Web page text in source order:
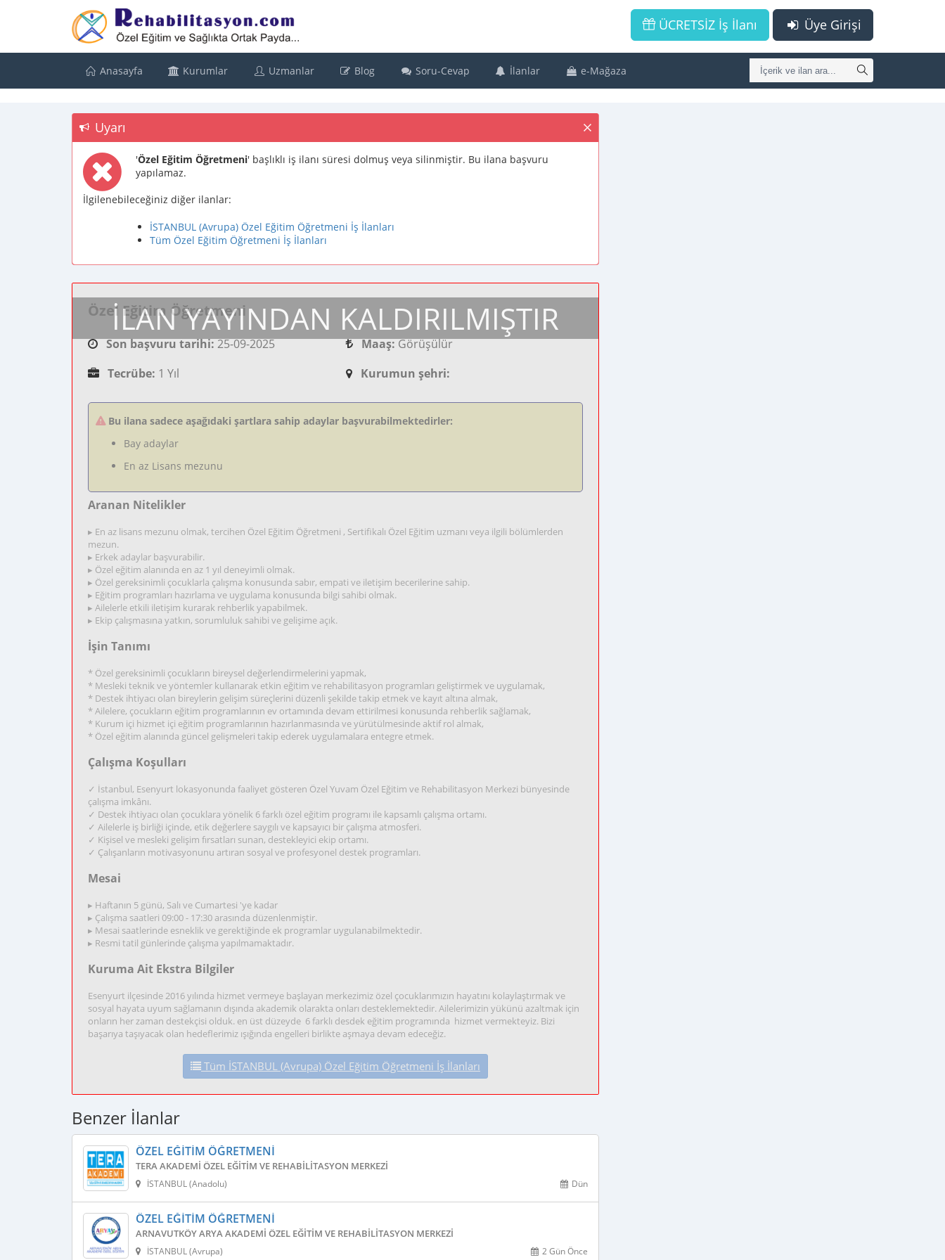
Üye Girişi
ÜCRETSİZ İş İlanı
Anasayfa Kurumlar Uzmanlar Blog Soru-Cevap İlanlar e-Mağaza
Uyarı
'Özel Eğitim Öğretmeni' başlıklı iş ilanı süresi dolmuş veya silinmiştir. Bu ilana başvuru
yapılamaz.
İlgilenebileceğiniz diğer ilanlar:
İSTANBUL (Avrupa) Özel Eğitim Öğretmeni İş İlanları
Tüm Özel Eğitim Öğretmeni İş İlanları
İLAN YAYINDAN KALDIRILMIŞTIR
Özel Eğitim Öğretmeni
Son başvuru tarihi:25-09-2025 Maaş:Görüşülür
Tecrübe: 1 Yıl Kurumun şehri:
Bu ilana sadece aşağıdaki şartlara sahip adaylar başvurabilmektedirler:
Bay adaylar
En az Lisans mezunu
Aranan Nitelikler
▸ En az lisans mezunu olmak, tercihen Özel Eğitim Öğretmeni , Sertifikalı Özel Eğitim uzmanı veya ilgili bölümlerden
mezun.
▸ Erkek adaylar başvurabilir.
▸ Özel eğitim alanında en az 1 yıl deneyimli olmak.
▸ Özel gereksinimli çocuklarla çalışma konusunda sabır, empati ve iletişim becerilerine sahip.
▸ Eğitim programları hazırlama ve uygulama konusunda bilgi sahibi olmak.
▸ Ailelerle etkili iletişim kurarak rehberlik yapabilmek.
▸ Ekip çalışmasına yatkın, sorumluluk sahibi ve gelişime açık.
İşin Tanımı
* Özel gereksinimli çocukların bireysel değerlendirmelerini yapmak,
* Mesleki teknik ve yöntemler kullanarak etkin eğitim ve rehabilitasyon programları geliştirmek ve uygulamak,
* Destek ihtiyacı olan bireylerin gelişim süreçlerini düzenli şekilde takip etmek ve kayıt altına almak,
* Ailelere, çocukların eğitim programlarının ev ortamında devam ettirilmesi konusunda rehberlik sağlamak,
* Kurum içi hizmet içi eğitim programlarının hazırlanmasında ve yürütülmesinde aktif rol almak,
* Özel eğitim alanında güncel gelişmeleri takip ederek uygulamalara entegre etmek.
Çalışma Koşulları
✓ İstanbul, Esenyurt lokasyonunda faaliyet gösteren Özel Yuvam Özel Eğitim ve Rehabilitasyon Merkezi bünyesinde
çalışma imkânı.
✓ Destek ihtiyacı olan çocuklara yönelik 6 farklı özel eğitim programı ile kapsamlı çalışma ortamı.
✓ Ailelerle iş birliği içinde, etik değerlere saygılı ve kapsayıcı bir çalışma atmosferi.
✓ Kişisel ve mesleki gelişim fırsatları sunan, destekleyici ekip ortamı.
✓ Çalışanların motivasyonunu artıran sosyal ve profesyonel destek programları.
Mesai
▸ Haftanın 5 günü, Salı ve Cumartesi 'ye kadar
▸ Çalışma saatleri 09:00 - 17:30 arasında düzenlenmiştir.
▸ Mesai saatlerinde esneklik ve gerektiğinde ek programlar uygulanabilmektedir.
▸ Resmi tatil günlerinde çalışma yapılmamaktadır.
Kuruma Ait Ekstra Bilgiler
Esenyurt ilçesinde 2016 yılında hizmet vermeye başlayan merkezimiz özel çocuklarımızın hayatını kolaylaştırmak ve
sosyal hayata uyum sağlamanın dışında akademik olarakta onları desteklemektedir. Ailelerimizin yükünü azaltmak için
onların her zaman destekçisi olduk. en üst düzeyde 6 farklı desdek eğitim programında hizmet vermekteyiz. Bizi
başarıya taşıyacak olan hedeflerimiz ışığında engelleri birlikte aşmaya devam edeceğiz.
Tüm İSTANBUL (Avrupa) Özel Eğitim Öğretmeni İş İlanları
Benzer İlanlar
ÖZEL EĞITIM ÖĞRETMENI
TERA AKADEMI ÖZEL EĞITIM VE REHABILITASYON MERKEZI
Dün
İSTANBUL (Anadolu)
ÖZEL EĞITIM ÖĞRETMENI
ARNAVUTKÖY ARYA AKADEMI ÖZEL EĞITIM VE REHABILITASYON MERKEZI
2 Gün Önce
İSTANBUL (Avrupa)